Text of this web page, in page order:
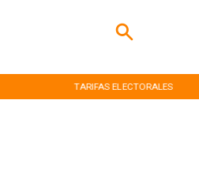
TARIFAS ELECTORALES